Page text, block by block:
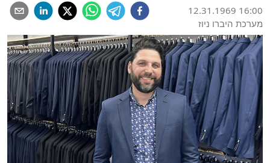
12.31.1969 16:00
מערכת היברו ניוז